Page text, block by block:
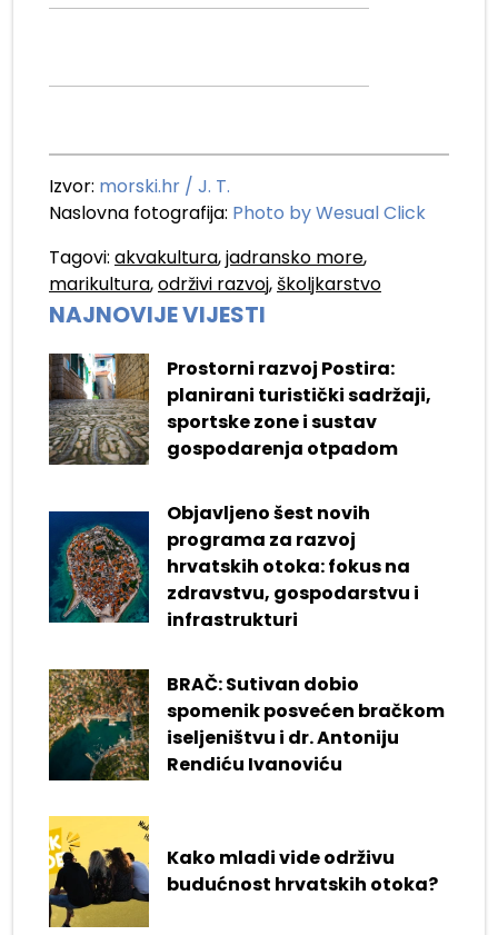
Izvor: morski.hr / J. T.
Naslovna fotografija: Photo by Wesual Click
Tagovi: akvakultura,jadransko more,
marikultura,održivi razvoj,školjkarstvo
NAJNOVIJE VIJESTI
Prostorni razvoj Postira:
planirani turistički sadržaji,
sportske zone i sustav
gospodarenja otpadom
Objavljeno šest novih
programa za razvoj
hrvatskih otoka: fokus na
zdravstvu, gospodarstvu i
infrastrukturi
BRAČ: Sutivan dobio
spomenik posvećen bračkom
iseljeništvu i dr. Antoniju
Rendiću Ivanoviću
Kako mladi vide održivu
budućnost hrvatskih otoka?